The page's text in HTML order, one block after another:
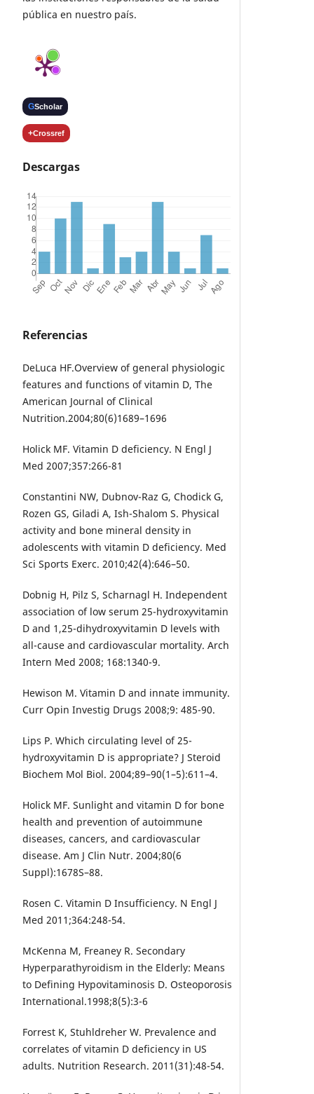
pública en nuestro país.
GScholar
+Crossref
Descargas
Referencias
DeLuca HF.Overview of general physiologic
features and functions of vitamin D, The
American Journal of Clinical
Nutrition.2004;80(6)1689–1696
Holick MF. Vitamin D deficiency. N Engl J
Med 2007;357:266-81
Constantini NW, Dubnov-Raz G, Chodick G,
Rozen GS, Giladi A, Ish-Shalom S. Physical
activity and bone mineral density in
adolescents with vitamin D deficiency. Med
Sci Sports Exerc. 2010;42(4):646–50.
Dobnig H, Pilz S, Scharnagl H. Independent
association of low serum 25-hydroxyvitamin
D and 1,25-dihydroxyvitamin D levels with
all-cause and cardiovascular mortality. Arch
Intern Med 2008; 168:1340-9.
Hewison M. Vitamin D and innate immunity.
Curr Opin Investig Drugs 2008;9: 485-90.
Lips P. Which circulating level of 25-
hydroxyvitamin D is appropriate? J Steroid
Biochem Mol Biol. 2004;89–90(1–5):611–4.
Holick MF. Sunlight and vitamin D for bone
health and prevention of autoimmune
diseases, cancers, and cardiovascular
disease. Am J Clin Nutr. 2004;80(6
Suppl):1678S–88.
Rosen C. Vitamin D Insufficiency. N Engl J
Med 2011;364:248-54.
McKenna M, Freaney R. Secondary
Hyperparathyroidism in the Elderly: Means
to Defining Hypovitaminosis D. Osteoporosis
International.1998;8(5):3-6
Forrest K, Stuhldreher W. Prevalence and
correlates of vitamin D deficiency in US
adults. Nutrition Research. 2011(31):48-54.